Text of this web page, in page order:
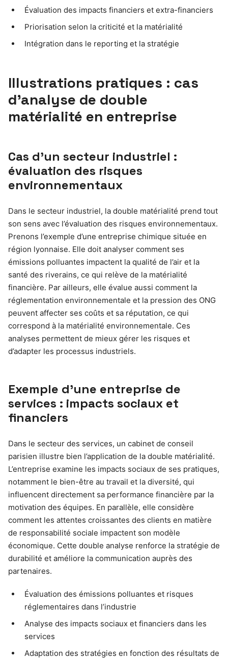
Évaluation des impacts financiers et extra-financiers
Priorisation selon la criticité et la matérialité
Intégration dans le reporting et la stratégie
Illustrations pratiques : cas
d’analyse de double
matérialité en entreprise
Cas d’un secteur industriel :
évaluation des risques
environnementaux
Dans le secteur industriel, la double matérialité prend tout
son sens avec l’évaluation des risques environnementaux.
Prenons l’exemple d’une entreprise chimique située en
région lyonnaise. Elle doit analyser comment ses
émissions polluantes impactent la qualité de l’air et la
santé des riverains, ce qui relève de la matérialité
financière. Par ailleurs, elle évalue aussi comment la
réglementation environnementale et la pression des ONG
peuvent affecter ses coûts et sa réputation, ce qui
correspond à la matérialité environnementale. Ces
analyses permettent de mieux gérer les risques et
d’adapter les processus industriels.
Exemple d’une entreprise de
services : impacts sociaux et
financiers
Dans le secteur des services, un cabinet de conseil
parisien illustre bien l’application de la double matérialité.
L’entreprise examine les impacts sociaux de ses pratiques,
notamment le bien-être au travail et la diversité, qui
influencent directement sa performance financière par la
motivation des équipes. En parallèle, elle considère
comment les attentes croissantes des clients en matière
de responsabilité sociale impactent son modèle
économique. Cette double analyse renforce la stratégie de
durabilité et améliore la communication auprès des
partenaires.
Évaluation des émissions polluantes et risques
réglementaires dans l’industrie
Analyse des impacts sociaux et financiers dans les
services
Adaptation des stratégies en fonction des résultats de